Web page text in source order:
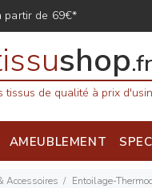
partir de 69€*
shop.fr
tissus de qualité à prix
AMEUBLEMENT
Accessoires Entoilage-